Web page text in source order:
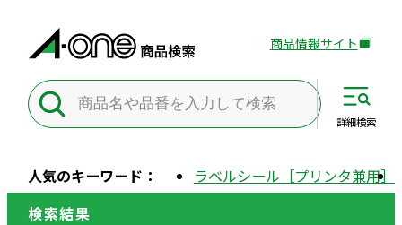
外
サ
別
商品情報サイト
人気のキーワード： ラベルシール［プリンタ兼用］
詳細検索
検索結果